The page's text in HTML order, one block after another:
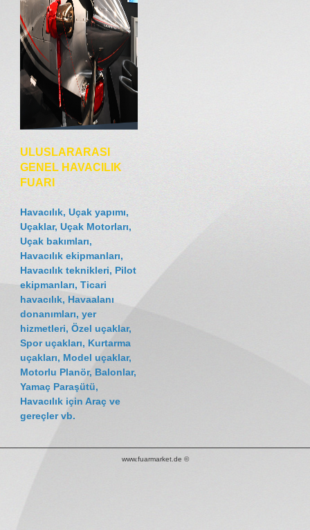
ULUSLARARASI
GENEL HAVACILIK
FUARI
Havacılık, Uçak yapımı,
Uçaklar, Uçak Motorları,
Uçak bakımları,
Havacılık ekipmanları,
Havacılık teknikleri, Pilot
ekipmanları, Ticari
havacılık, Havaalanı
donanımları, yer
hizmetleri, Özel uçaklar,
Spor uçakları, Kurtarma
uçakları, Model uçaklar,
Motorlu Planör, Balonlar,
Yamaç Paraşütü,
Havacılık için Araç ve
gereçler vb.
www.fuarmarket.de ©